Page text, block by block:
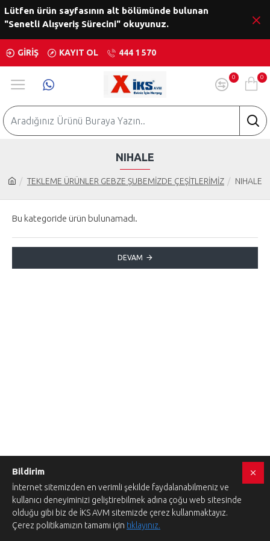
Lütfen ürün sayfasının alt bölümünde bulunan
"Senetli Alışveriş Sürecini" okuyunuz.
GIRIŞ KAYIT OL 444 1 570
0 0
TEKLEME ÜRÜNLER GEBZE ŞUBEMİZDE ÇEŞİTLERİMİZ NIHALE
NIHALE
Bu kategoride ürün bulunamadı.
DEVAM
Bildirim
İnternet sitemizden en verimli şekilde faydalanabilmeniz ve
kullanıcı deneyiminizi geliştirebilmek adına çoğu web sitesinde
olduğu gibi biz de İKS AVM sitemizde çerez kullanmaktayız.
Çerez politikamızın tamamı için tıklayınız.